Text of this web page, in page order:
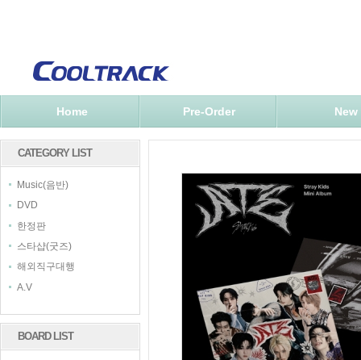
Home Pre-Order New
CATEGORY LIST
Music(음반)
DVD
한정판
스타샵(굿즈)
해외직구대행
A.V
BOARD LIST